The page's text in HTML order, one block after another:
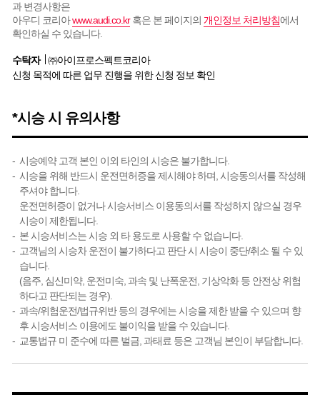
과 변경사항은
아우디 코리아www.audi.co.kr혹은 본 페이지의 개인정보 처리방침에서
확인하실 수 있습니다.
수탁자
㈜아이프로스펙트코리아
신청 목적에 따른 업무 진행을 위한 신청 정보 확인
*시승 시 유의사항
시승예약 고객 본인 이외 타인의 시승은 불가합니다.
시승을 위해 반드시 운전면허증을 제시해야 하며, 시승동의서를 작성해
주셔야 합니다.
운전면허증이 없거나 시승서비스 이용동의서를 작성하지 않으실 경우
시승이 제한됩니다.
본 시승서비스는 시승 외 타 용도로 사용할 수 없습니다.
고객님의 시승차 운전이 불가하다고 판단 시 시승이 중단/취소 될 수 있
습니다.
(음주, 심신미약, 운전미숙, 과속 및 난폭운전, 기상악화 등 안전상 위험
하다고 판단되는 경우).
과속/위험운전/법규위반 등의 경우에는 시승을 제한 받을 수 있으며 향
후 시승서비스 이용에도 불이익을 받을 수 있습니다.
교통법규 미 준수에 따른 벌금, 과태료 등은 고객님 본인이 부담합니다.